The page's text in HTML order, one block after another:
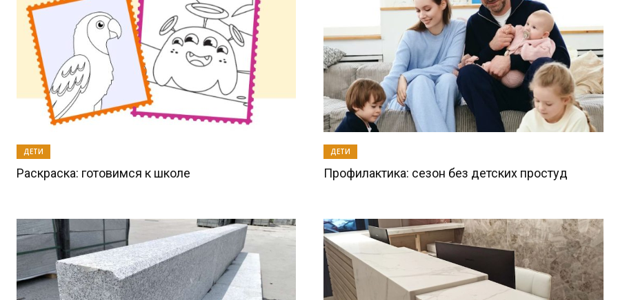
ДЕТИ
Раскраска: готовимся к школе
ДЕТИ
Профилактика: сезон без детских простуд